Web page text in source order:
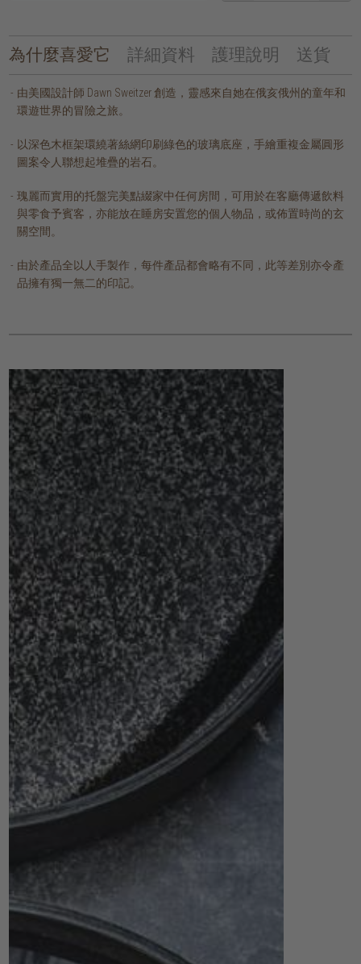
為什麼喜愛它 詳細資料 護理說明 送貨
由美國設計師 Dawn Sweitzer 創造，靈感來自她在俄亥俄州的童年和
環遊世界的冒險之旅。
以深色木框架環繞著絲網印刷綠色的玻璃底座，手繪重複金屬圓形
圖案令人聯想起堆疊的岩石。
瑰麗而實用的托盤完美點綴家中任何房間，可用於在客廳傳遞飲料
與零食予賓客，亦能放在睡房安置您的個人物品，或佈置時尚的玄
關空間。
由於產品全以人手製作，每件產品都會略有不同，此等差別亦令產
品擁有獨一無二的印記。